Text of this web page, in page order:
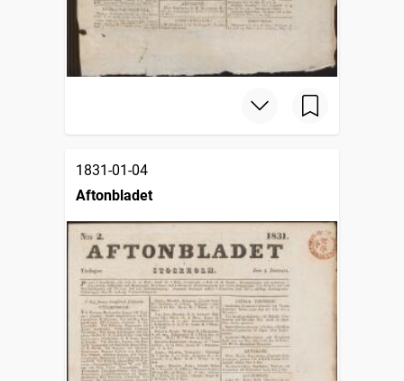
1831-01-04
Aftonbladet